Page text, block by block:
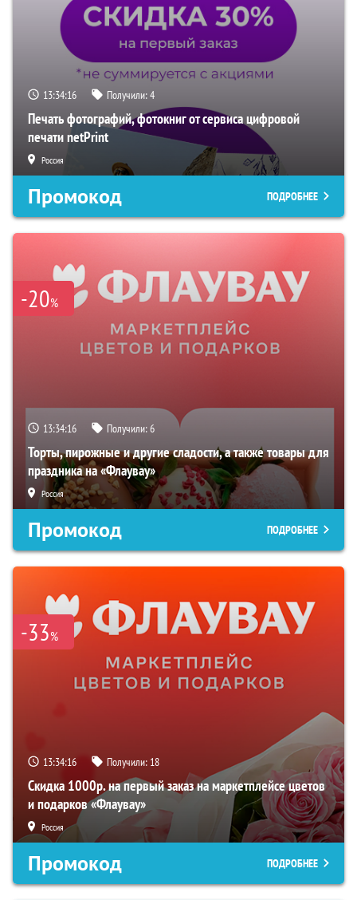
13:34:15 Получили:4
Печать фотографий, фотокниг от сервиса цифровой
печати netPrint
Россия
Промокод ПОДРОБНЕЕ
-20%
13:34:15 Получили:6
Торты, пирожные и другие сладости, а также товары для
праздника на «Флаувау»
Россия
Промокод ПОДРОБНЕЕ
-33%
13:34:15 Получили: 18
Скидка 1000р. на первый заказ на маркетплейсе цветов
и подарков «Флаувау»
Россия
Промокод ПОДРОБНЕЕ